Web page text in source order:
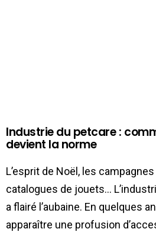
Industrie du petcare :
devient la norme
L’esprit de Noël, les
catalogues de jouets…
a flairé l’aubaine. En quelques
apparaître une profusion